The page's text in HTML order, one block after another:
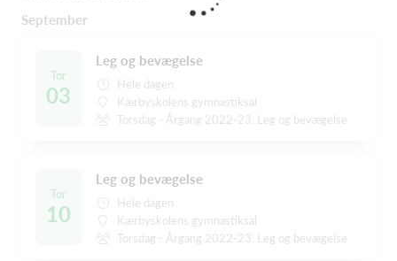
September
Tor
03
Leg og bevægelse
Hele dagen
Kærbyskolens gymnastiksal
Torsdag - Årgang 2022-23: Leg og bevægelse
Tor
10
Leg og bevægelse
Hele dagen
Kærbyskolens gymnastiksal
Torsdag - Årgang 2022-23: Leg og bevægelse